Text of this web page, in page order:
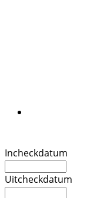
Incheckdatum
Uitcheckdatum